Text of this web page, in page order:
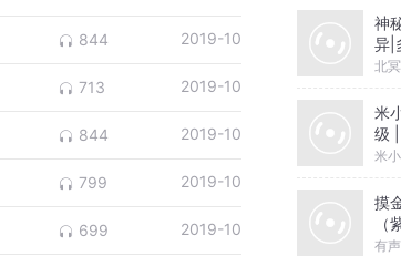
844 2019-10
713 2019-10
844 2019-10
799 2019-10
699 2019-10
神
异|
北
米
级
米
摸
（
有